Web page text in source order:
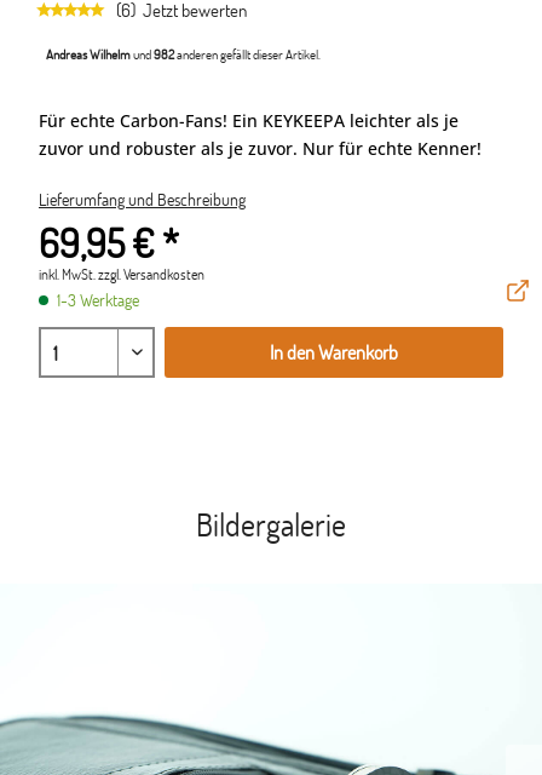
(6) Jetzt bewerten
Andreas Wilhelmund982anderen gefällt dieser Artikel.
Für echte Carbon-Fans! Ein KEYKEEPA leichter als je
zuvor und robuster als je zuvor. Nur für echte Kenner!
Lieferumfang und Beschreibung
69,95 € *
inkl. MwSt.zzgl. Versandkosten
1-3 Werktage
In den Warenkorb
Bildergalerie